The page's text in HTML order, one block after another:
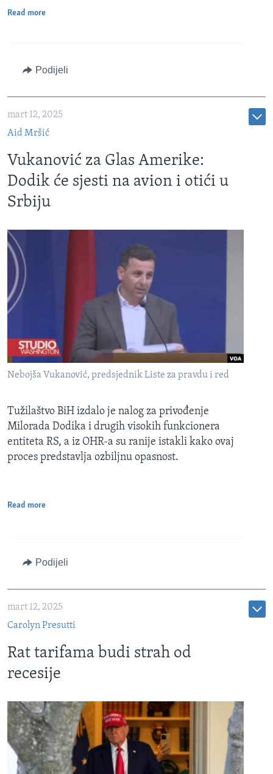
Read more
Podijeli
mart 12, 2025
Aid Mršić
Vukanović za Glas Amerike:
Dodik će sjesti na avion i otići u
Srbiju
Nebojša Vukanović, predsjednik Liste za pravdu i red
Tužilaštvo BiH izdalo je nalog za privođenje
Milorada Dodika i drugih visokih funkcionera
entiteta RS, a iz OHR-a su ranije istakli kako ovaj
proces predstavlja ozbiljnu opasnost.
Read more
Podijeli
mart 12, 2025
Carolyn Presutti
Rat tarifama budi strah od
recesije